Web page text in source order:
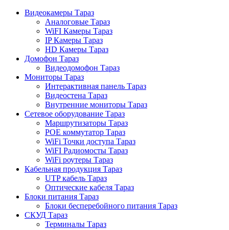
Видеокамеры Тараз
Аналоговые Тараз
WiFI Камеры Тараз
IP Камеры Тараз
HD Камеры Тараз
Домофон Тараз
Видеодомофон Тараз
Мониторы Тараз
Интерактивная панель Тараз
Видеостена Тараз
Внутренние мониторы Тараз
Сетевое оборудование Тараз
Маршрутизаторы Тараз
POE коммутатор Тараз
WiFi Точки доступа Тараз
WiFI Радиомосты Тараз
WiFi роутеры Тараз
Кабельная продукция Тараз
UTP кабель Тараз
Оптические кабеля Тараз
Блоки питания Тараз
Блоки бесперебойного питания Тараз
СКУД Тараз
Терминалы Тараз